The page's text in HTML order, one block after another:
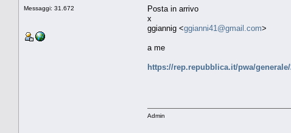
Messaggi: 31.672
Posta in arrivo
x
ggiannig <ggianni41@gmail.com>
a me
https://rep.repubblica.it/pwa/
Admin